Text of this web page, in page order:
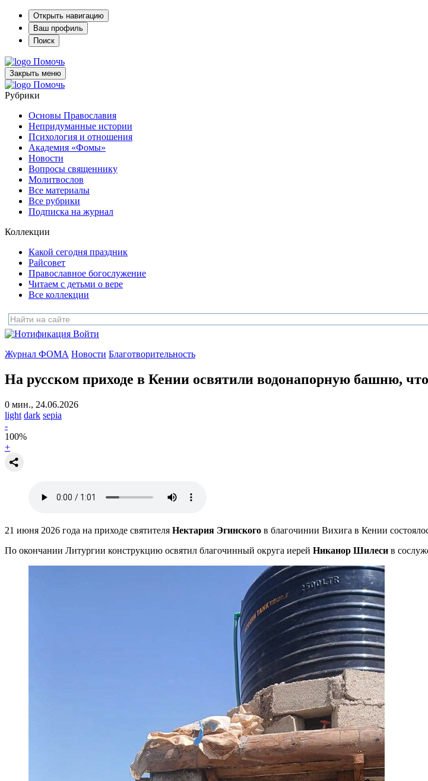
Открыть навигацию
Ваш профиль
Поиск
Помочь
Закрыть меню
Помочь
Рубрики
Основы Православия
Непридуманные истории
Психология и отношения
Академия «Фомы»
Новости
Вопросы священнику
Молитвослов
Все материалы
Все рубрики
Подписка на журнал
Коллекции
Какой сегодня праздник
Райсовет
Православное богослужение
Читаем с детьми о вере
Все коллекции
Войти
Журнал ФОМА Новости Благотворительность
На русском приходе в Кении освятили водонапорную башню,
0 мин., 24.06.2026
light dark sepia
-
100%
+
21 июня 2026 года на приходе святителя Нектария Эгинского в благочинии Вихига в Кении
По окончании Литургии конструкцию освятил благочинный округа иерей Никанор Шилеси в